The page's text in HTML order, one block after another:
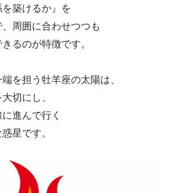
を築けるか』を
周囲に合わせつつも
るのが特徴です。
を担う牡羊座の太陽は、
切にし、
進んで行く
星です。